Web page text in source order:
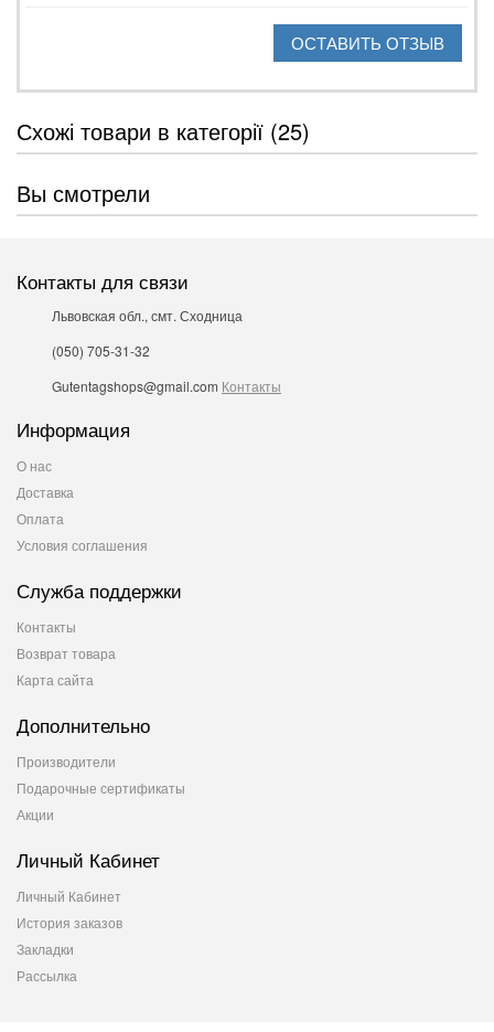
ОСТАВИТЬ ОТЗЫВ
Схожі товари в категорії (25)
Вы смотрели
Контакты для связи
Львовская обл., смт. Сходница
(050) 705-31-32
Gutentagshops@gmail.com Контакты
Информация
О нас
Доставка
Оплата
Условия соглашения
Служба поддержки
Контакты
Возврат товара
Карта сайта
Дополнительно
Производители
Подарочные сертификаты
Акции
Личный Кабинет
Личный Кабинет
История заказов
Закладки
Рассылка